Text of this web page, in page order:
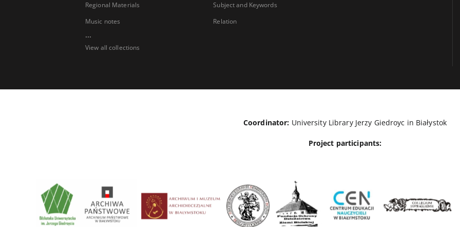
Regional Materials
Music notes
...
View all collections
Subject and Keywords
Relation
Coordinator: University Library Jerzy Giedroyc in Białystok
Project participants: